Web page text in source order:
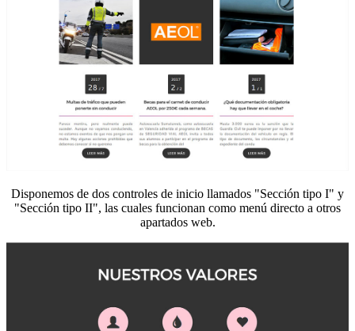
Disponemos de dos controles de inicio llamados "Sección tipo I" y
"Sección tipo II", las cuales funcionan como menú directo a otros
apartados web.